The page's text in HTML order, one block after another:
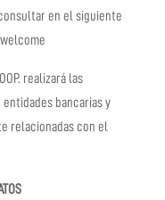
en el siguiente
realizará las
bancarias y
relacionadas con el